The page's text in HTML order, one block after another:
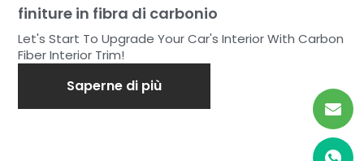
finiture in fibra di carbonio
Let's Start To Upgrade Your Car's Interior With Carbon
Fiber Interior Trim!
Saperne di più